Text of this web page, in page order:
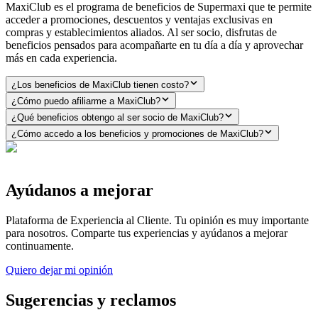
MaxiClub es el programa de beneficios de Supermaxi que te permite
acceder a promociones, descuentos y ventajas exclusivas en
compras y establecimientos aliados. Al ser socio, disfrutas de
beneficios pensados para acompañarte en tu día a día y aprovechar
más en cada experiencia.
¿Los beneficios de MaxiClub tienen costo?
¿Cómo puedo afiliarme a MaxiClub?
¿Qué beneficios obtengo al ser socio de MaxiClub?
¿Cómo accedo a los beneficios y promociones de MaxiClub?
Ayúdanos a mejorar
Plataforma de Experiencia al Cliente. Tu opinión es muy importante
para nosotros. Comparte tus experiencias y ayúdanos a mejorar
continuamente.
Quiero dejar mi opinión
Sugerencias y reclamos